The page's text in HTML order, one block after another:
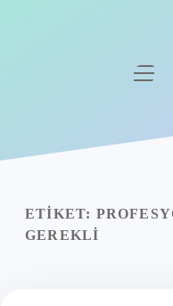
Yasal Uyarı
ETIKET:
GEREKLI